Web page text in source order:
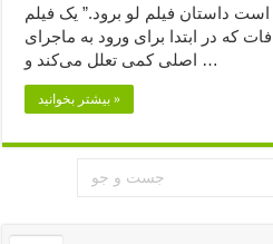
داستان فیلم لو برود.” یک فیلم
که در ابتدا برای ورود به ماجرای
اصلی کمی تعلل می‌کند و …
بیشتر بخوانید »